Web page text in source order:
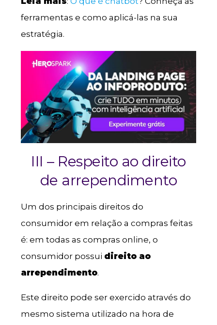
ferramentas e como aplicá-las na sua
estratégia.
III – Respeito ao direito
de arrependimento
Um dos principais direitos do
consumidor em relação a compras feitas
é: em todas as compras online, o
consumidor possui direito ao
arrependimento.
Este direito pode ser exercido através do
mesmo sistema utilizado na hora de